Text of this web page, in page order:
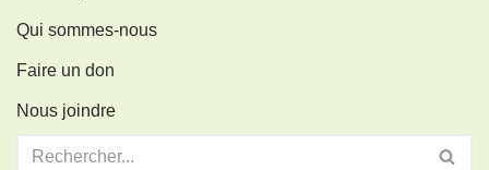
Qui sommes-nous
Faire un don
Nous joindre